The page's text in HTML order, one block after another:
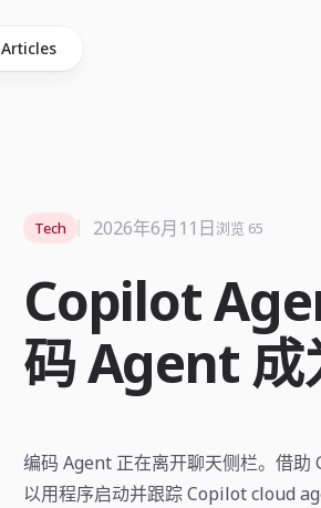
Articles
Copilot
码 Agent 成
Tech 2026年6月11日浏览 65
编码 Agent 正在离开聊天侧栏。借
以用程序启动并跟踪 Copilot cloud